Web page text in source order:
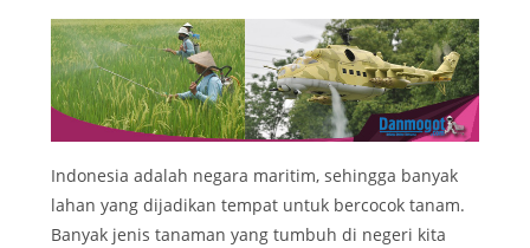
Indonesia adalah negara maritim, sehingga banyak
lahan yang dijadikan tempat untuk bercocok tanam.
Banyak jenis tanaman yang tumbuh di negeri kita